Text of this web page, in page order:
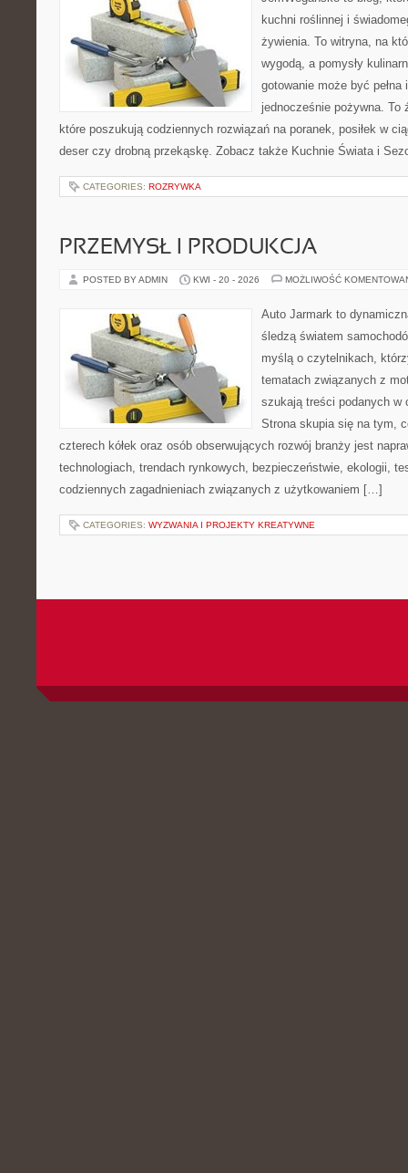
kuchni roślinnej i
żywienia. To witryna, na
wygodą, a pomysły
gotowanie może być
jednocześnie pożywna. To
które poszukują codziennych rozwiązań na poranek, posiłek w
deser czy drobną przekąskę. Zobacz także Kuchnie Świata i
CATEGORIES: ROZRYWKA
PRZEMYSŁ I PRODUKCJA
POSTED BY ADMIN KWI - 20 - 2026 MOŻLIWOŚĆ
Auto Jarmark to
śledzą światem
myślą o czytelnikach,
tematach związanych z
szukają treści podanych
Strona skupia się na tym,
czterech kółek oraz osób obserwujących rozwój branży jest
technologiach, trendach rynkowych, bezpieczeństwie, ekologii,
codziennych zagadnieniach związanych z użytkowaniem […]
CATEGORIES: WYZWANIA I PROJEKTY KREATYWNE